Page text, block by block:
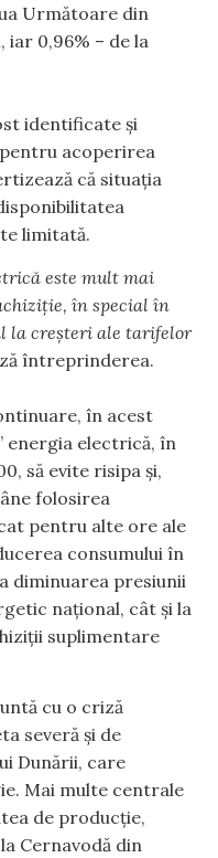
Următoare din
iar 0,96% – de la
identificate și
acoperirea
că situația
limitată.
este mult mai
în special în
la creșteri ale tarifelor
întreprinderea.
în acest
energia electrică, în
să evite risipa și,
folosirea
pentru alte ore ale
consumului în
diminuarea presiunii
național, cât și la
suplimentare
cu o criză
severă și de
Dunării, care
Mai multe centrale
de producție,
Cernavodă din